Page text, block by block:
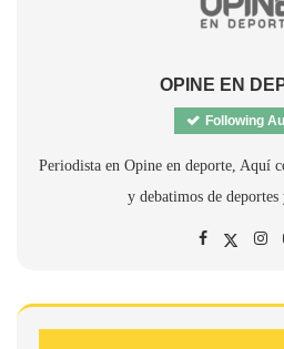
OPINE EN
Following
Periodista en Opine en deporte, Aquí
y debatimos de deportes